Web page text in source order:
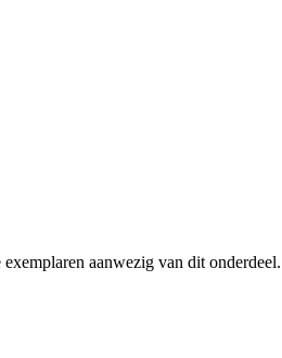
aanwezig van dit onderdeel.